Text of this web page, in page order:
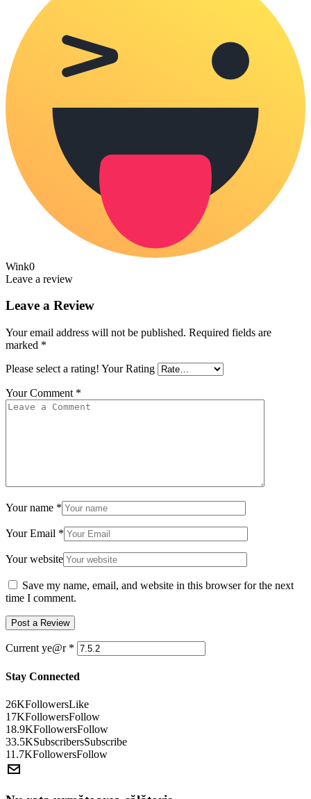
Wink0
Leave a review
Leave a Review
Your email address will not be published. Required fields are
marked *
Please select a rating! Your Rating
Your Comment *
Your name *
Your Email *
Your website
Save my name, email, and website in this browser for the next
time I comment.
Current ye@r *
Stay Connected
26KFollowersLike
17KFollowersFollow
18.9KFollowersFollow
33.5KSubscribersSubscribe
11.7KFollowersFollow